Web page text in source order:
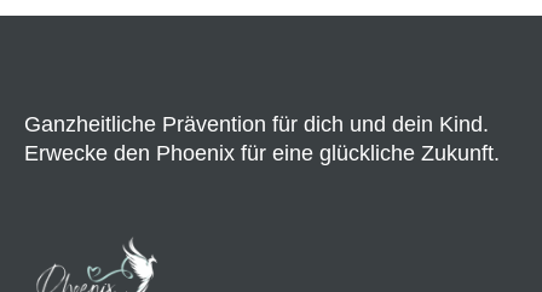
T
:
Ganzheitliche Prävention für dich und dein Kind.
Erwecke den Phoenix für eine glückliche Zukunft.